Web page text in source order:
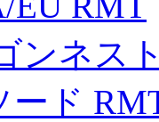
ンネス
ード